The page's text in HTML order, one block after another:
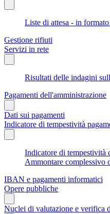
Liste di attesa - in
Gestione rifiuti
Servizi in rete
Risultati delle indagini
Pagamenti dell'amministrazione
Dati sui pagamenti
Indicatore di tempestività
Indicatore di tempestività
Ammontare complessivo
IBAN e pagamenti informatici
Opere pubbliche
Nuclei di valutazione e verifica